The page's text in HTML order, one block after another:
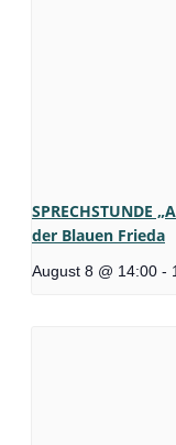
SPRECHSTUNDE
der Blauen Frieda
August 8 @ 14:00 -